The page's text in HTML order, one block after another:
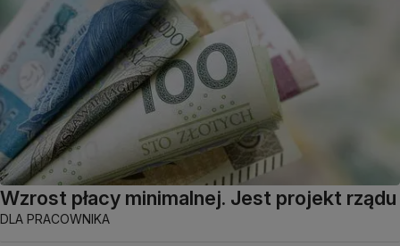
Wzrost płacy minimalnej. Jest projekt rządu
DLA PRACOWNIKA